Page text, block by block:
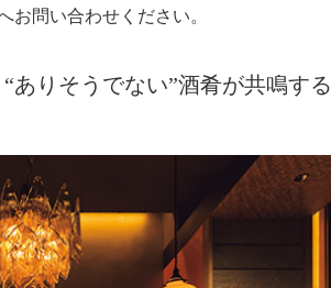
問い合わせください。
ありそうでない”酒肴が共鳴する